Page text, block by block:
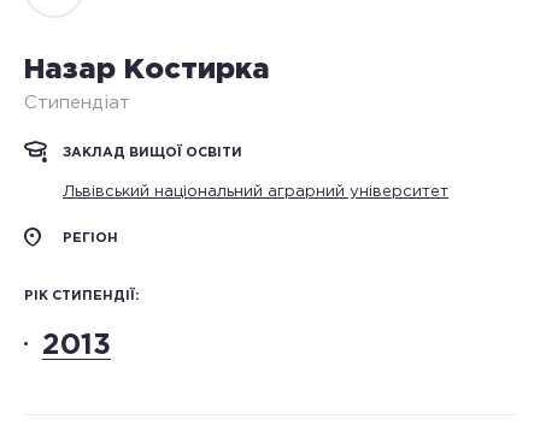
Назар Костирка
Стипендіат
ЗАКЛАД ВИЩОЇ ОСВІТИ
Львівський національний аграрний університет
РЕГІОН
РІК СТИПЕНДІЇ:
2013